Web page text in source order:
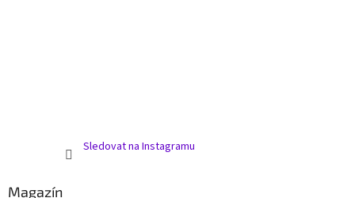
Sledovat na Instagramu
Magazín